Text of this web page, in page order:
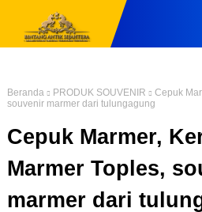
Beranda PRODUK SOUVENIR
Cepuk
souvenir marmer dari tulungagung
Cepuk Marmer,
Marmer Toples,
marmer dari